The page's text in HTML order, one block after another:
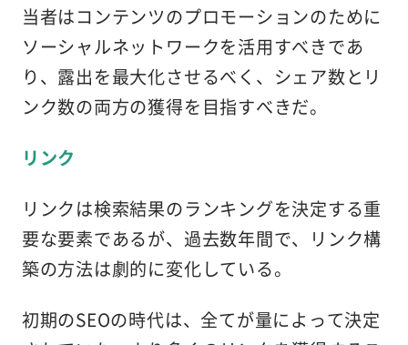
当者はコンテンツのプロモーションのために
ソーシャルネットワークを活用すべきであ
り、露出を最大化させるべく、シェア数とリ
ンク数の両方の獲得を目指すべきだ。
リンク
リンクは検索結果のランキングを決定する重
要な要素であるが、過去数年間で、リンク構
築の方法は劇的に変化している。
初期のSEOの時代は、全てが量によって決定